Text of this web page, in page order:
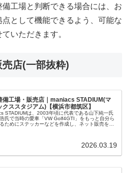
工場と判断できる場合には、お
として機能できるよう、可能な
いただきます。
店(一部抜粋)
備工場・販売店｜maniacs STADIUM(マ
クススタジアム)【横浜市都筑区】
STADIUMは、2003年頃に代表である山下純一氏
氏で当時の愛車「VW Golf4GTI」をもっと自分ら
ためにステッカーなどを作成し、ネット販売を始
2026.03.19